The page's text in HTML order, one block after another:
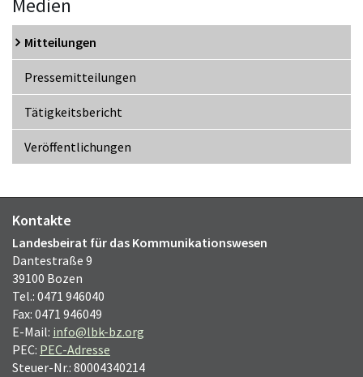
Medien
Mitteilungen
Pressemitteilungen
Tätigkeitsbericht
Veröffentlichungen
Kontakte
Landesbeirat für das Kommunikationswesen
Dantestraße 9
39100 Bozen
Tel.: 0471 946040
Fax: 0471 946049
E-Mail: info@lbk-bz.org
PEC: PEC-Adresse
Steuer-Nr.: 80004340214